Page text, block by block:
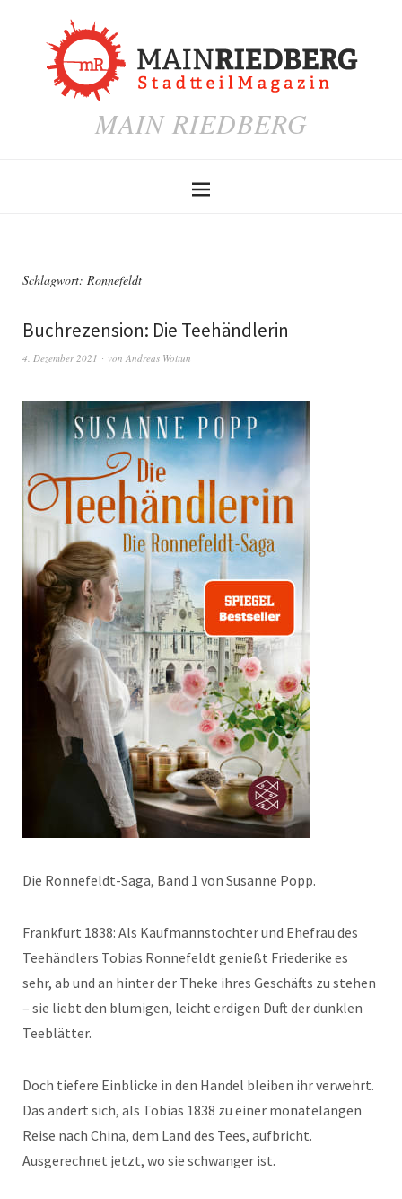
MAIN RIEDBERG
Schlagwort: Ronnefeldt
Buchrezension: Die Teehändlerin
4. Dezember 2021 von Andreas Woitun
Die Ronnefeldt-Saga, Band 1 von Susanne Popp.
Frankfurt 1838: Als Kaufmannstochter und Ehefrau des
Teehändlers Tobias Ronnefeldt genießt Friederike es
sehr, ab und an hinter der Theke ihres Geschäfts zu stehen
– sie liebt den blumigen, leicht erdigen Duft der dunklen
Teeblätter.
Doch tiefere Einblicke in den Handel bleiben ihr verwehrt.
Das ändert sich, als Tobias 1838 zu einer monatelangen
Reise nach China, dem Land des Tees, aufbricht.
Ausgerechnet jetzt, wo sie schwanger ist.